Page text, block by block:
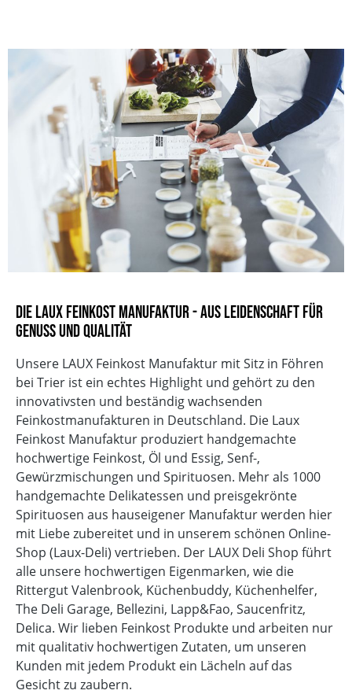
Die LAUX Feinkost Manufaktur - Aus Leidenschaft für
Genuss und Qualität
Unsere LAUX Feinkost Manufaktur mit Sitz in Föhren
bei Trier ist ein echtes Highlight und gehört zu den
innovativsten und beständig wachsenden
Feinkostmanufakturen in Deutschland. Die Laux
Feinkost Manufaktur produziert handgemachte
hochwertige Feinkost, Öl und Essig, Senf-,
Gewürzmischungen und Spirituosen. Mehr als 1000
handgemachte Delikatessen und preisgekrönte
Spirituosen aus hauseigener Manufaktur werden hier
mit Liebe zubereitet und in unserem schönen Online-
Shop (Laux-Deli) vertrieben. Der LAUX Deli Shop führt
alle unsere hochwertigen Eigenmarken, wie die
Rittergut Valenbrook, Küchenbuddy, Küchenhelfer,
The Deli Garage, Bellezini, Lapp&Fao, Saucenfritz,
Delica. Wir lieben Feinkost Produkte und arbeiten nur
mit qualitativ hochwertigen Zutaten, um unseren
Kunden mit jedem Produkt ein Lächeln auf das
Gesicht zu zaubern.